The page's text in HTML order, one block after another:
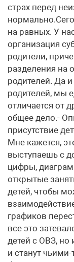
страх перед
на равных. У
организация
родители,
разделения на
родителей. Да
родителей, мы
отличается от
общее дело.-
присутствие
Мне кажется,
выступаешь с
цифры,
открытые
детей, чтобы
графиков
все это
детей с ОВЗ, но
и станут